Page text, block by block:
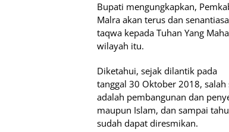
Bupati mengungkapkan,
Malra akan terus dan
taqwa kepada Tuhan Yang
wilayah itu.
Diketahui, sejak dilantik pada
tanggal 30 Oktober 2018,
adalah pembangunan dan
maupun Islam, dan sampai
sudah dapat diresmikan.